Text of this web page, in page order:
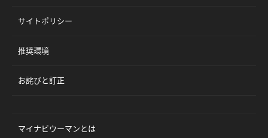
サイトポリシー
推奨環境
お詫びと訂正
マイナビウーマンとは